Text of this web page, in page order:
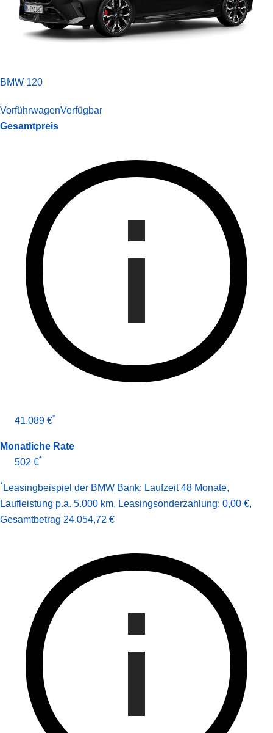
BMW 120
VorführwagenVerfügbar
Gesamtpreis
41.089 €*
Monatliche Rate
502 €*
* Leasingbeispiel der BMW Bank: Laufzeit 48 Monate,
Laufleistung p.a. 5.000 km, Leasingsonderzahlung: 0,00 €,
Gesamt­betrag 24.054,72 €